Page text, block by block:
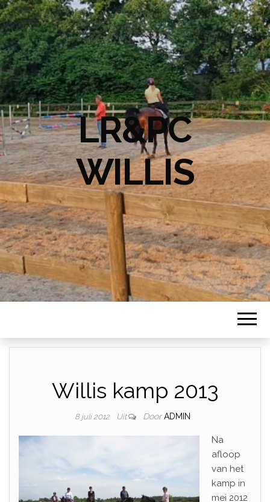
LR&PC
WILLIS
Willis kamp 2013
8 juli 2012 Uit Door ADMIN
Na
afloop
van het
kamp in
mei 2012